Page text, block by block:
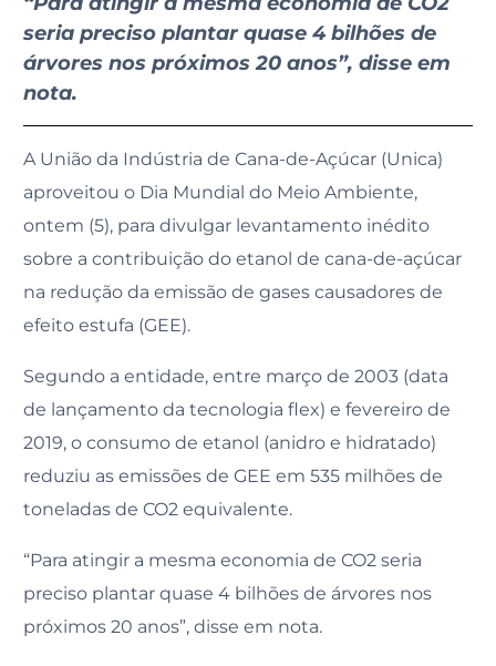
seria preciso plantar quase 4 bilhões de
árvores nos próximos 20 anos”, disse em
nota.
A União da Indústria de Cana-de-Açúcar (Unica)
aproveitou o Dia Mundial do Meio Ambiente,
ontem (5), para divulgar levantamento inédito
sobre a contribuição do etanol de cana-de-açúcar
na redução da emissão de gases causadores de
efeito estufa (GEE).
Segundo a entidade, entre março de 2003 (data
de lançamento da tecnologia flex) e fevereiro de
2019, o consumo de etanol (anidro e hidratado)
reduziu as emissões de GEE em 535 milhões de
toneladas de CO2 equivalente.
“Para atingir a mesma economia de CO2 seria
preciso plantar quase 4 bilhões de árvores nos
próximos 20 anos”, disse em nota.